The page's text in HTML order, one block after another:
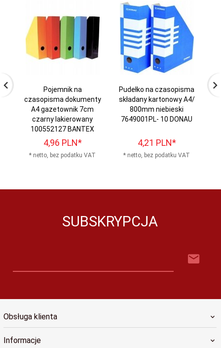
Pojemnik na
czasopisma dokumenty
A4 gazetownik 7cm
czarny lakierowany
100552127 BANTEX
4,96 PLN*
* netto, bez podatku VAT
Pudełko na czasopisma
składany kartonowy A4/
800mm niebieski
7649001PL- 10 DONAU
4,21 PLN*
* netto, bez podatku VAT
SUBSKRYPCJA
Obsługa klienta
Informacje